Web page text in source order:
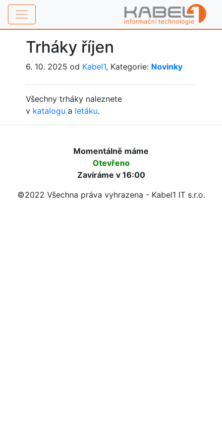
Trháky říjen
6. 10. 2025 od Kabel1, Kategorie: Novinky
Všechny trháky naleznete
v katalogu a letáku.
Momentálně máme
Otevřeno
Zavíráme v 16:00
©2022 Všechna práva vyhrazena - Kabel1 IT s.r.o.